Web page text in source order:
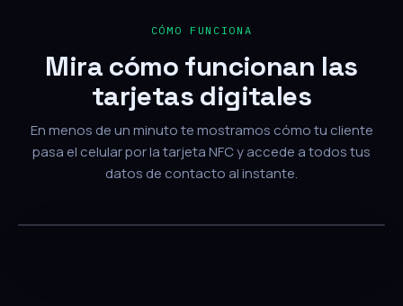
CÓMO FUNCIONA
Mira cómo funcionan las
tarjetas digitales
En menos de un minuto te mostramos cómo tu cliente
pasa el celular por la tarjeta NFC y accede a todos tus
datos de contacto al instante.